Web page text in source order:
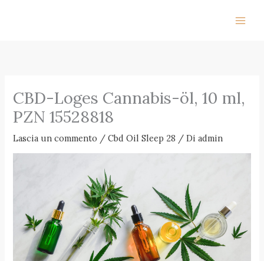
CBD-Loges Cannabis-öl, 10 ml,
PZN 15528818
Lascia un commento /Cbd Oil Sleep 28 / Diadmin